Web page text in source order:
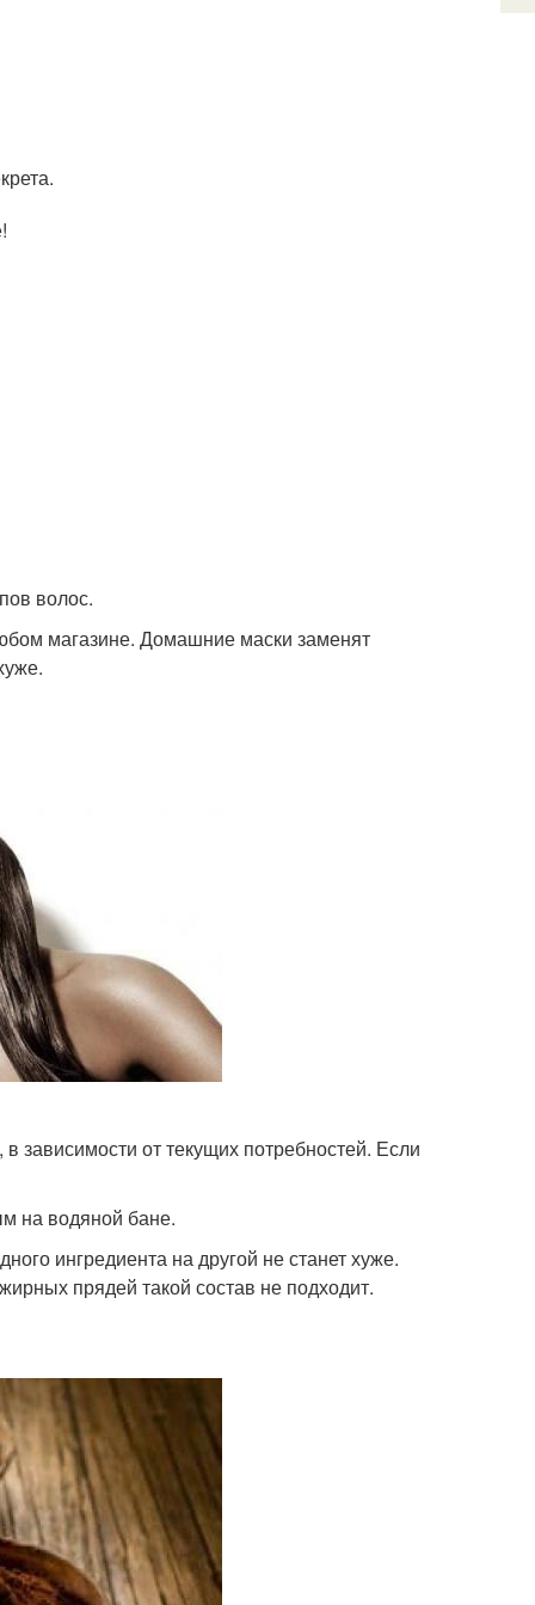
волос.
магазине. Домашние маски заменят
от текущих потребностей. Если
на водяной бане.
ингредиента на другой не станет хуже.
прядей такой состав не подходит.